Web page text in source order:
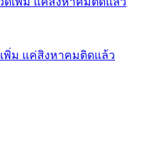
เพิ่ม แค่สิงหาคมติดแล้ว